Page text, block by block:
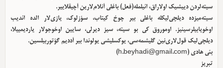
سیته‌لردن دییشیک اولا‌راق، ائیلمله(فعل) باغلی آنلام‌لارین آچیقلاییر.
سیته‌میزده دیلچی‌لیکله باغلی بیر چوخ کیتاب، سؤزلوک، یازی‌لار الده ائدیب
اوخویابیلرسینیز. اوموروق کی بو سیته، سیز دیرلی، سایین اوخوجولار یاردیمییلا،
دیلچی‌لیک قول‌لاری‌نین گلیشمه‌سی، یوکسلیشی یولوندا بیر آددیم گؤتوربیلسین.
بئی هادی ( h.beyhadi@gmail.com
)
تبریز